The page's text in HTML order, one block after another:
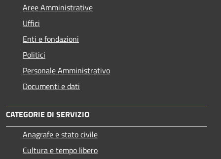
Aree Amministrative
Uffici
Enti e fondazioni
Politici
Personale Amministrativo
Documenti e dati
CATEGORIE DI SERVIZIO
Anagrafe e stato civile
Cultura e tempo libero